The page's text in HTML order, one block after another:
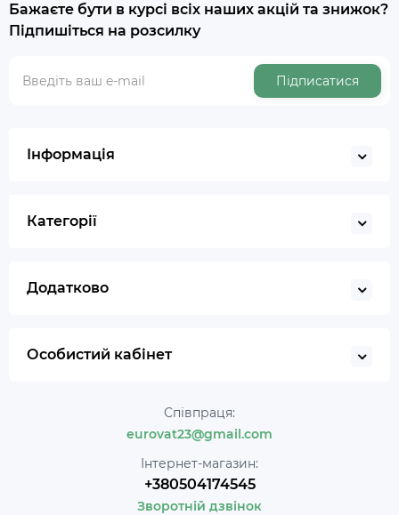
Бажаєте бути в курсі всіх наших акцій та знижок?
Підпишіться на розсилку
Підписатися
Інформація
Категорії
Додатково
Особистий кабінет
Співпраця:
eurovat23@gmail.com
Інтернет-магазин:
+380504174545
Зворотній дзвінок